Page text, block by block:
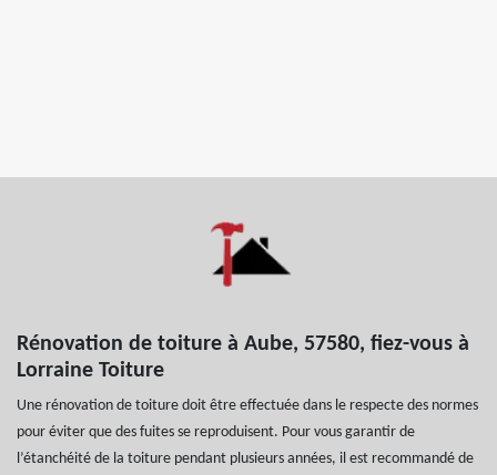
Rénovation de toiture à Aube, 57580, fiez-vous à
Lorraine Toiture
Une rénovation de toiture doit être effectuée dans le respecte des normes
pour éviter que des fuites se reproduisent. Pour vous garantir de
l’étanchéité de la toiture pendant plusieurs années, il est recommandé de